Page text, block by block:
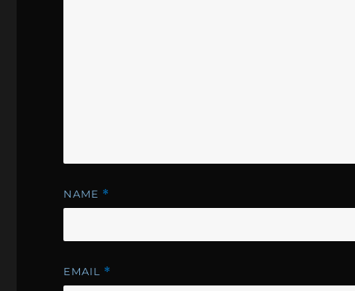
NAME *
EMAIL *